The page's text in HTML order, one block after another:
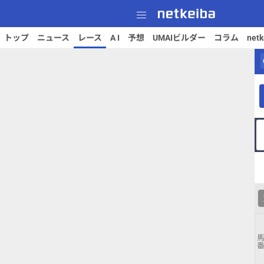
トップ ニュース レース A I 予想 UMAIビルダー コラム
馬
番